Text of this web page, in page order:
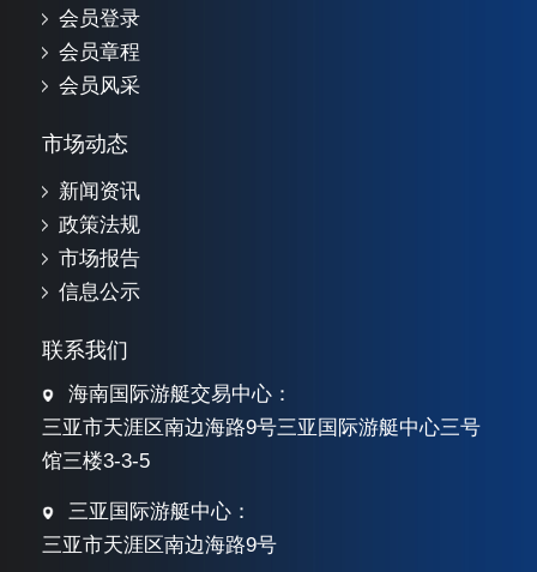
会员登录
会员章程
会员风采
市场动态
新闻资讯
政策法规
市场报告
信息公示
联系我们
海南国际游艇交易中心：
三亚市天涯区南边海路9号三亚国际游艇中心三号
馆三楼3-3-5
三亚国际游艇中心：
三亚市天涯区南边海路9号